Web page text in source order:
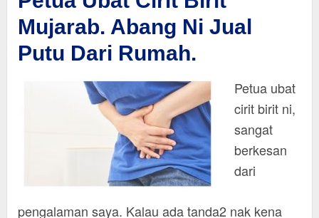
Mujarab. Abang Ni Jual
Putu Dari Rumah.
Petua ubat
cirit birit ni,
sangat
berkesan
dari
pengalaman saya. Kalau ada tanda2 nak kena